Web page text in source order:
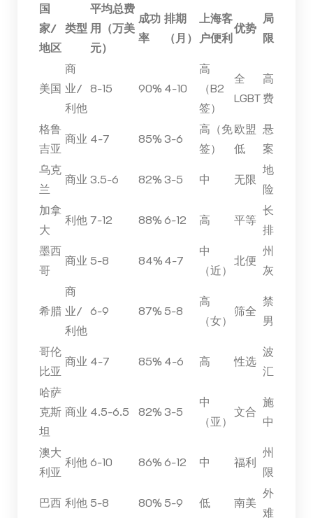
国
家/
地区
类型
平均总费
用（万美
元）
成功
率
排期
（月）
上海客
户便利
优势
局
限
美国
商
业/
利他
8-15 90% 4-10
高
（B2
签）
全
LGBT
高
费
格鲁
吉亚
商业 4-7 85%3-6
高（免
签）
欧盟
低
悬
案
乌克
兰
商业 3.5-6 82%3-5 中 无限
地
险
加拿
大
利他 7-12 88%6-12 高 平等
长
排
墨西
哥
商业 5-8 84%4-7
中
（近）
北便
州
灰
希腊
商
业/
利他
6-9 87%5-8
高
（女）
筛全
禁
男
哥伦
比亚
商业 4-7 85% 4-6 高 性选
波
汇
哈萨
克斯
坦
商业 4.5-6.5 82%3-5
中
（亚）
文合
施
中
澳大
利亚
利他 6-10 86%6-12 中 福利
州
限
巴西 利他 5-8 80%5-9 低 南美
外
难